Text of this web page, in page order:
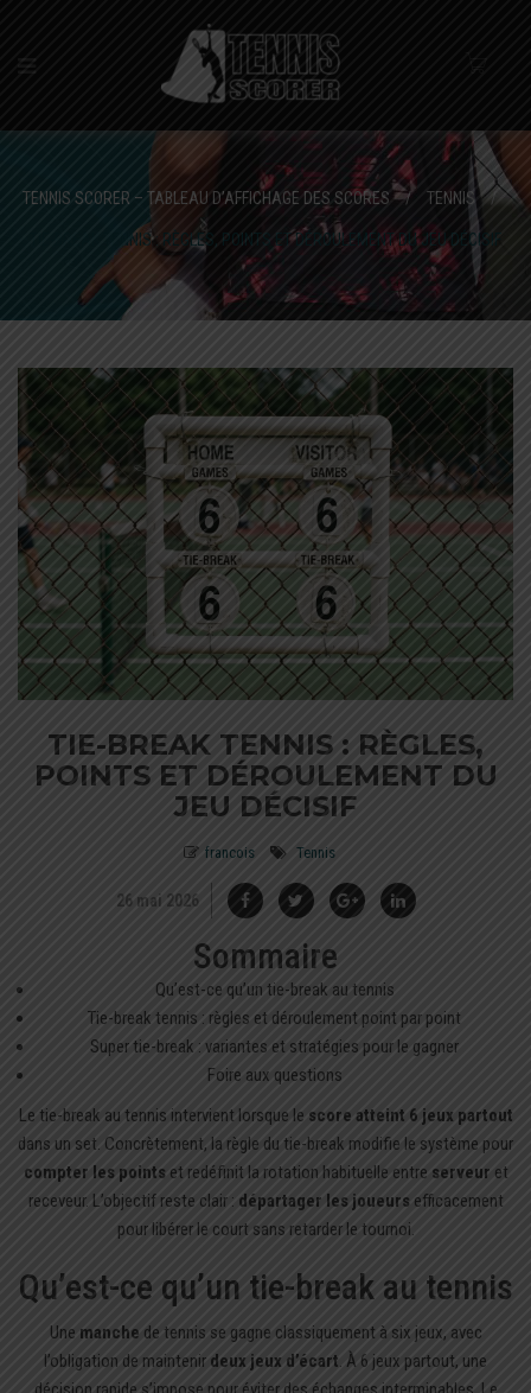
TENNIS SCORER – TABLEAU D’AFFICHAGE DES SCORES / TENNIS /
TIE-BREAK TENNIS : RÈGLES, POINTS ET DÉROULEMENT DU JEU DÉCISIF
TIE-BREAK TENNIS : RÈGLES,
POINTS ET DÉROULEMENT DU
JEU DÉCISIF
francois Tennis
26 mai 2026
Sommaire
Qu’est-ce qu’un tie-break au tennis
Tie-break tennis : règles et déroulement point par point
Super tie-break : variantes et stratégies pour le gagner
Foire aux questions
Le tie-break au tennis intervient lorsque le score atteint 6 jeux partout
dans un set. Concrètement, la règle du tie-break modifie le système pour
compter les points et redéfinit la rotation habituelle entre serveur et
receveur. L’objectif reste clair : départager les joueurs efficacement
pour libérer le court sans retarder le tournoi.
Qu’est-ce qu’un tie-break au tennis
Une manche de tennis se gagne classiquement à six jeux, avec
l’obligation de maintenir deux jeux d’écart. À 6 jeux partout, une